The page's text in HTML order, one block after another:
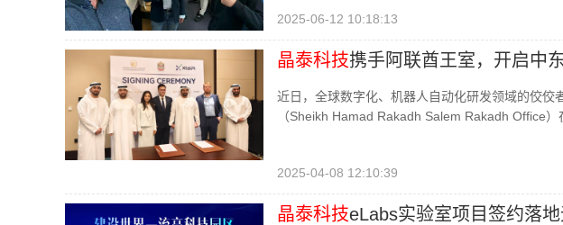
2025-06-12 10:18:13
晶泰科技携手阿联酋王室，开启中
近日，全球数字化、机器人自动化研发领域的佼
（Sheikh Hamad Rakadh Salem Rakadh Office）
2025-04-08 12:10:39
晶泰科技eLabs实验室项目签约落